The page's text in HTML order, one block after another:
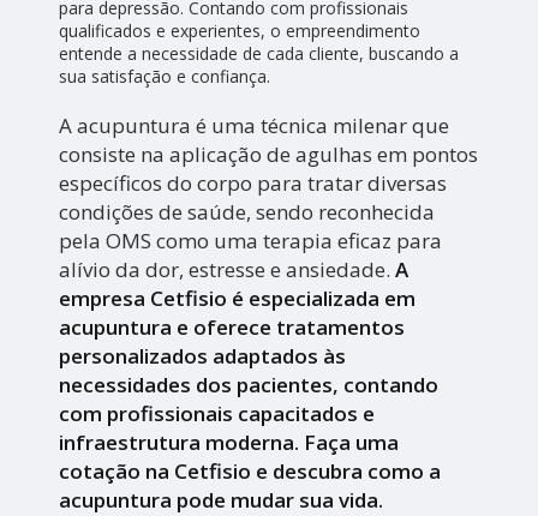
para depressão. Contando com profissionais
qualificados e experientes, o empreendimento
entende a necessidade de cada cliente, buscando a
sua satisfação e confiança.
A acupuntura é uma técnica milenar que
consiste na aplicação de agulhas em pontos
específicos do corpo para tratar diversas
condições de saúde, sendo reconhecida
pela OMS como uma terapia eficaz para
alívio da dor, estresse e ansiedade.A
empresa Cetfisio é especializada em
acupuntura e oferece tratamentos
personalizados adaptados às
necessidades dos pacientes, contando
com profissionais capacitados e
infraestrutura moderna. Faça uma
cotação na Cetfisio e descubra como a
acupuntura pode mudar sua vida.